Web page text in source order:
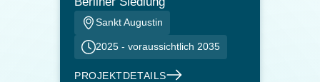
Sankt Augustin
2025 - voraussichtlich 2035
PROJEKTDETAILS